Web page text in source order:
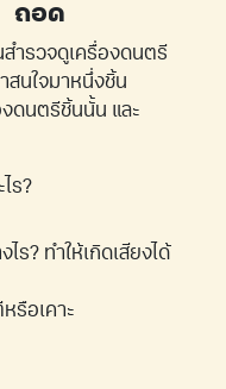
ถอด
สำรวจดูเครื่องดนตรี
สนใจมาหนึ่งชิ้น
ดนตรีชิ้นนั้น และ
ร?
ร? ทำให้เกิดเสียงได้
หรือเคาะ